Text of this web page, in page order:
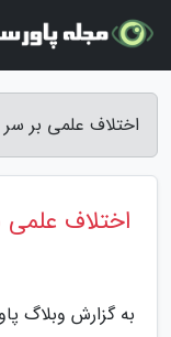
اختلاف علمی بر
اختلاف علمی
به گزارش وبلاگ